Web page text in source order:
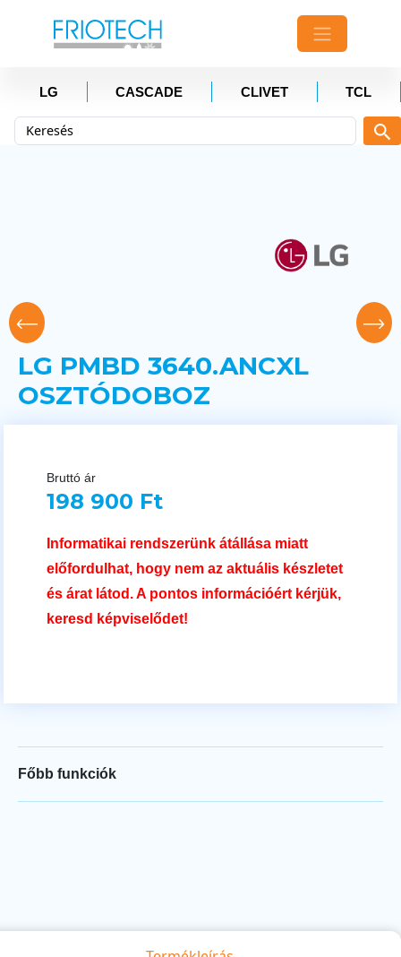
LG CASCADE CLIVET TCL
LG PMBD 3640.ANCXL
OSZTÓDOBOZ
Bruttó ár
198 900 Ft
Informatikai rendszerünk átállása miatt
előfordulhat, hogy nem az aktuális készletet
és árat látod. A pontos információért kérjük,
keresd képviselődet!
Főbb funkciók